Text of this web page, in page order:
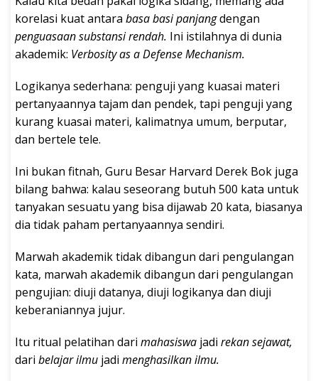
korelasi kuat antara basa basi panjangdengan
penguasaan substansi rendah. Ini istilahnya di dunia
akademik: Verbosity as a Defense Mechanism.
Logikanya sederhana: penguji yang kuasai materi
pertanyaannya tajam dan pendek, tapi penguji yang
kurang kuasai materi, kalimatnya umum, berputar,
dan bertele tele.
Ini bukan fitnah, Guru Besar Harvard Derek Bok juga
bilang bahwa: kalau seseorang butuh 500 kata untuk
tanyakan sesuatu yang bisa dijawab 20 kata, biasanya
dia tidak paham pertanyaannya sendiri.
Marwah akademik tidak dibangun dari pengulangan
kata, marwah akademik dibangun dari pengulangan
pengujian: diuji datanya, diuji logikanya dan diuji
keberaniannya jujur.
Itu ritual pelatihan dari mahasiswa jadi rekan sejawat,
dari belajar ilmu jadi menghasilkan ilmu.